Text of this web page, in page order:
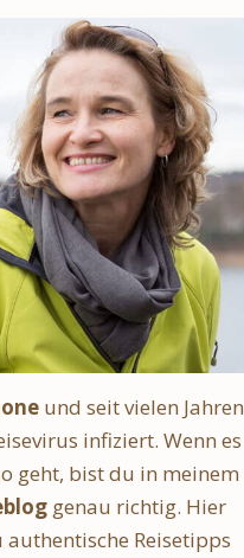
und seit vielen Jahren
infiziert. Wenn es
geht, bist du in meinem
genau richtig. Hier
Reisetipps